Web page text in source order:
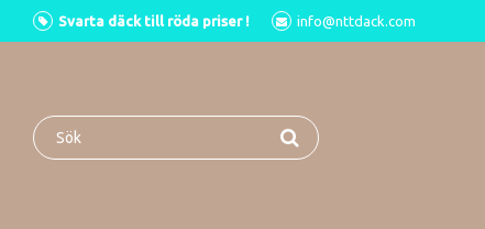
Svarta däck till röda priser ! info@nttdack.com